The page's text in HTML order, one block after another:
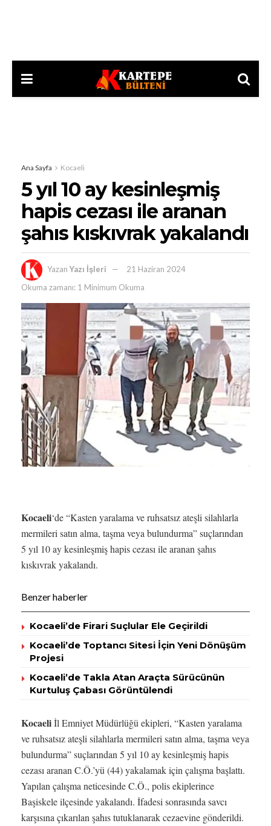
Ana Sayfa Kocaeli
5 yıl 10 ay kesinleşmiş
hapis cezası ile aranan
şahıs kıskıvrak yakalandı
Yazan Yazı İşleri
21 Haziran 2024
Okuma zamanı: 1 Minimum Okuma
Kocaeli‘de “Kasten yaralama ve ruhsatsız ateşli silahlarla
mermileri satın alma, taşma veya bulundurma” suçlarından
5 yıl 10 ay kesinleşmiş hapis cezası ile aranan şahıs
kıskıvrak yakalandı.
Benzer haberler
Kocaeli’de Firari Suçlular Ele Geçirildi
Kocaeli’de Toptancı Sitesi İçin Yeni Dönüşüm
Projesi
Kocaeli’de Takla Atan Araçta Sürücünün
Kurtuluş Çabası Görüntülendi
Kocaeliİl Emniyet Müdürlüğü ekipleri, “Kasten yaralama
ve ruhsatsız ateşli silahlarla mermileri satın alma, taşma veya
bulundurma” suçlarından 5 yıl 10 ay kesinleşmiş hapis
cezası aranan C.Ö.’yü (44) yakalamak için çalışma başlattı.
Yapılan çalışma neticesinde C.Ö., polis ekiplerince
Başiskele ilçesinde yakalandı. İfadesi sonrasında savcı
karşısına çıkarılan şahıs tutuklanarak cezaevine gönderildi.